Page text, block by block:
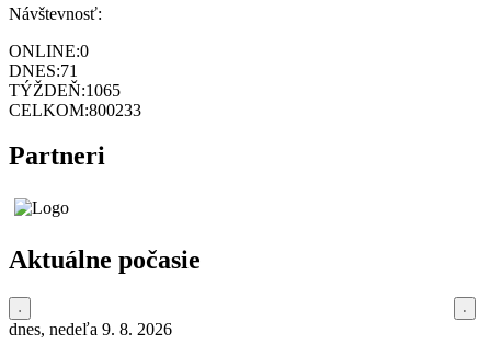
Návštevnosť:
ONLINE:0
DNES:71
TÝŽDEŇ:1065
CELKOM:800233
Partneri
Aktuálne počasie
dnes, nedeľa 9. 8. 2026